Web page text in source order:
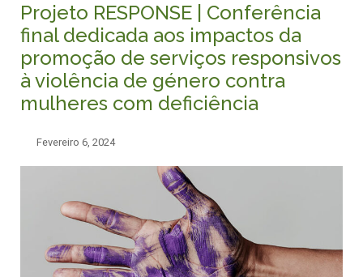
Projeto RESPONSE | Conferência
final dedicada aos impactos da
promoção de serviços responsivos
à violência de género contra
mulheres com deficiência
Fevereiro 6, 2024